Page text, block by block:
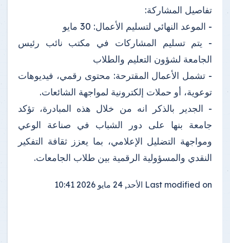
تفاصيل المشاركة:
- الموعد النهائي لتسليم الأعمال: 30 مايو
- يتم تسليم المشاركات في مكتب نائب رئيس
الجامعة لشؤون التعليم والطلاب
- تشمل الأعمال المقترحة: محتوى رقمي، فيديوهات
توعوية، أو حملات إلكترونية لمواجهة الشائعات.
- الجدير بالذكر انه من خلال هذه المبادرة، تؤكد
جامعة بنها على دور الشباب في صناعة الوعي
ومواجهة التضليل الإعلامي، بما يعزز ثقافة التفكير
النقدي والمسؤولية الرقمية بين طلاب الجامعات.
Last modified on الأحد, 24 مايو 2026 10:41